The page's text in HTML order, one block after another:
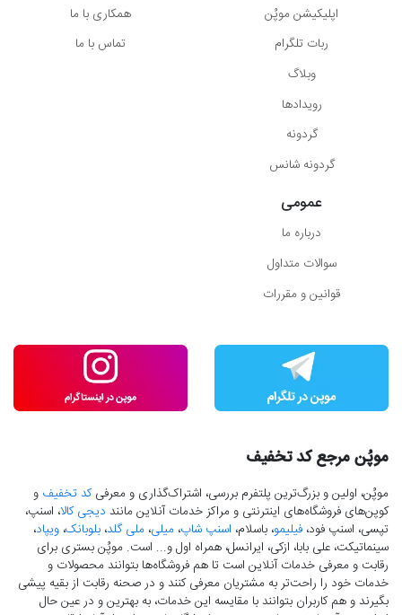
اپلیکیشن موپُن
ربات تلگرام
وبلاگ
رویدادها
گردونه
گردونه شانس
همکاری با ما
تماس با ما
عمومی
درباره ما
سوالات متداول
قوانین و مقررات
موپُن مرجع کد تخفیف
موپُن، اولین و بزرگ‌ترین پلتفرم بررسی، اشتراک‌گذاری و معرفیکد تخفیف و
کوپن‌های فروشگاه‌های اینترنتی و مراکز خدمات آنلاین مانند دیجی کالا، اسنپ،
تپسی، اسنپ فود، فیلیمو، باسلام، اسنپ شاپ، میلی، ملی گلد، بلوبانک، ویپاد،
سینماتیکت، علی بابا، ازکی، ایرانسل، همراه اول و... است. موپُن بستری برای
رقابت و معرفی خدمات آنلاین است تا هم فروشگاه‌ها بتوانند محصولات و
خدمات خود را راحت‌تر به مشتریان معرفی کنند و در صحنه رقابت از بقیه پیشی
بگیرند و هم کاربران بتوانند با مقایسه این خدمات، به بهترین و در عین حال